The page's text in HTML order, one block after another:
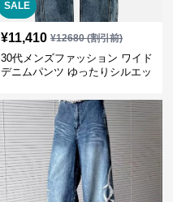
SALE
¥11,410 ¥12680(割引前)
30代メンズファッション ワイド
デニムパンツ ゆったりシルエッ